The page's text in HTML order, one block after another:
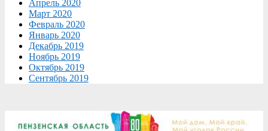
Апрель 2020
Март 2020
Февраль 2020
Январь 2020
Декабрь 2019
Ноябрь 2019
Октябрь 2019
Сентябрь 2019